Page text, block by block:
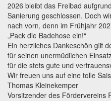
2026 bleibt das Freibad
Sanierung geschlossen. Doch
nach vorn, denn im Frühjahr
„Pack die Badehose ein!“
Ein herzliches Dankeschön gilt
für seinen unermüdlichen
für die stets gute und
Wir freuen uns auf eine tolle
Thomas Kleinekemper
Vorsitzender des Fördervereins